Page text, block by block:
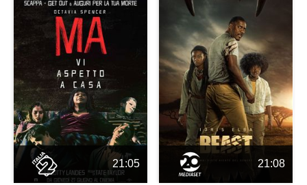
21:05 21:08